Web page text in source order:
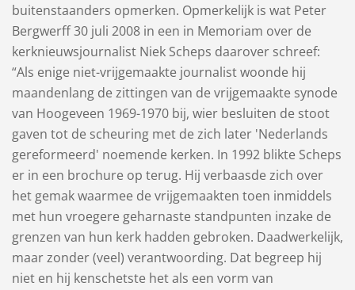
buitenstaanders opmerken. Opmerkelijk is wat Peter
Bergwerff 30 juli 2008 in een in Memoriam over de
kerknieuwsjournalist Niek Scheps daarover schreef:
“Als enige niet-vrijgemaakte journalist woonde hij
maandenlang de zittingen van de vrijgemaakte synode
van Hoogeveen 1969-1970 bij, wier besluiten de stoot
gaven tot de scheuring met de zich later 'Nederlands
gereformeerd' noemende kerken. In 1992 blikte Scheps
er in een brochure op terug. Hij verbaasde zich over
het gemak waarmee de vrijgemaakten toen inmiddels
met hun vroegere geharnaste standpunten inzake de
grenzen van hun kerk hadden gebroken. Daadwerkelijk,
maar zonder (veel) verantwoording. Dat begreep hij
niet en hij kenschetste het als een vorm van